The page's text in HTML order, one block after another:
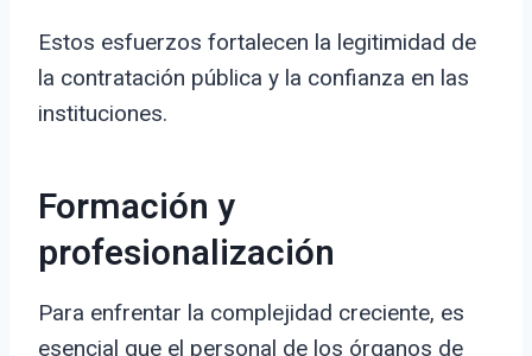
Estos esfuerzos fortalecen la legitimidad de
la contratación pública y la confianza en las
instituciones.
Formación y
profesionalización
Para enfrentar la complejidad creciente, es
esencial que el personal de los órganos de